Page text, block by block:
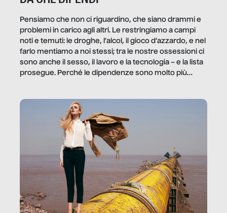
Pensiamo che non ci riguardino, che siano drammi e
problemi in carico agli altri. Le restringiamo a campi
noti e temuti: le droghe, l’alcol, il gioco d’azzardo, e nel
farlo mentiamo a noi stessi; tra le nostre ossessioni ci
sono anche il sesso, il lavoro e la tecnologia – e la lista
prosegue. Perché le dipendenze sono molto più
trae un guadagno. In questo reportage vediamo
quale e come.